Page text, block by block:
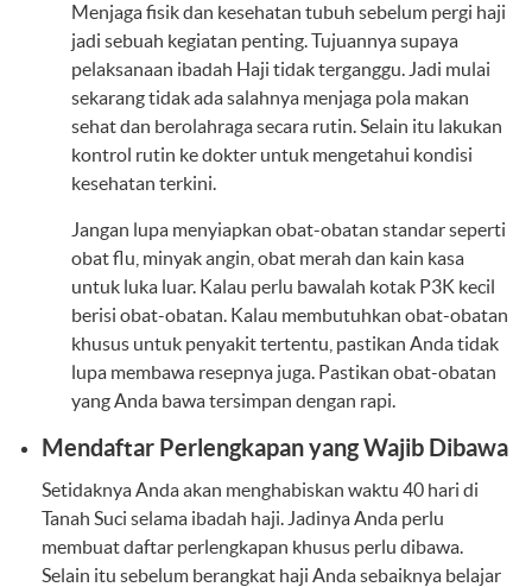
Menjaga fisik dan kesehatan tubuh sebelum pergi haji
jadi sebuah kegiatan penting. Tujuannya supaya
pelaksanaan ibadah Haji tidak terganggu. Jadi mulai
sekarang tidak ada salahnya menjaga pola makan
sehat dan berolahraga secara rutin. Selain itu lakukan
kontrol rutin ke dokter untuk mengetahui kondisi
kesehatan terkini.
Jangan lupa menyiapkan obat-obatan standar seperti
obat flu, minyak angin, obat merah dan kain kasa
untuk luka luar. Kalau perlu bawalah kotak P3K kecil
berisi obat-obatan. Kalau membutuhkan obat-obatan
khusus untuk penyakit tertentu, pastikan Anda tidak
lupa membawa resepnya juga. Pastikan obat-obatan
yang Anda bawa tersimpan dengan rapi.
Mendaftar Perlengkapan yang Wajib Dibawa
Setidaknya Anda akan menghabiskan waktu 40 hari di
Tanah Suci selama ibadah haji. Jadinya Anda perlu
membuat daftar perlengkapan khusus perlu dibawa.
Selain itu sebelum berangkat haji Anda sebaiknya belajar